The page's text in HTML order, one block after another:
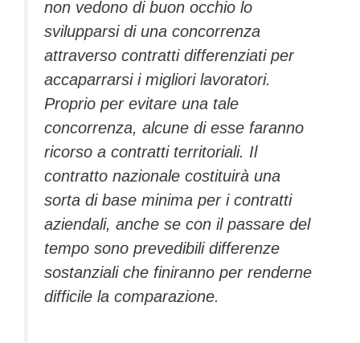
non vedono di buon occhio lo
svilupparsi di una concorrenza
attraverso contratti differenziati per
accaparrarsi i migliori lavoratori.
Proprio per evitare una tale
concorrenza, alcune di esse faranno
ricorso a contratti territoriali. Il
contratto nazionale costituirà una
sorta di base minima per i contratti
aziendali, anche se con il passare del
tempo sono prevedibili differenze
sostanziali che finiranno per renderne
difficile la comparazione.